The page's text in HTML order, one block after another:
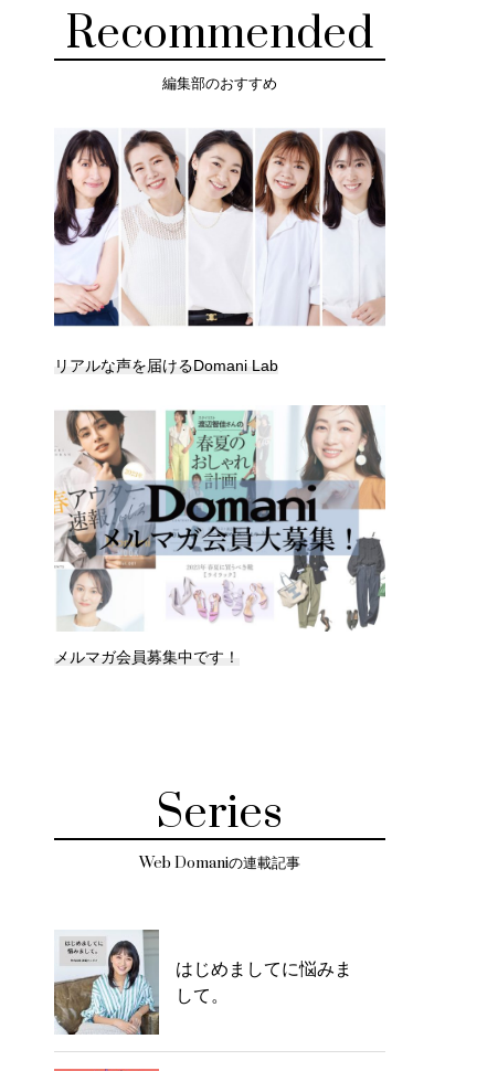
Recommended
編集部のおすすめ
リアルな声を届けるDomani Lab
メルマガ会員募集中です！
Series
Web Domaniの連載記事
はじめましてに悩みま
して。